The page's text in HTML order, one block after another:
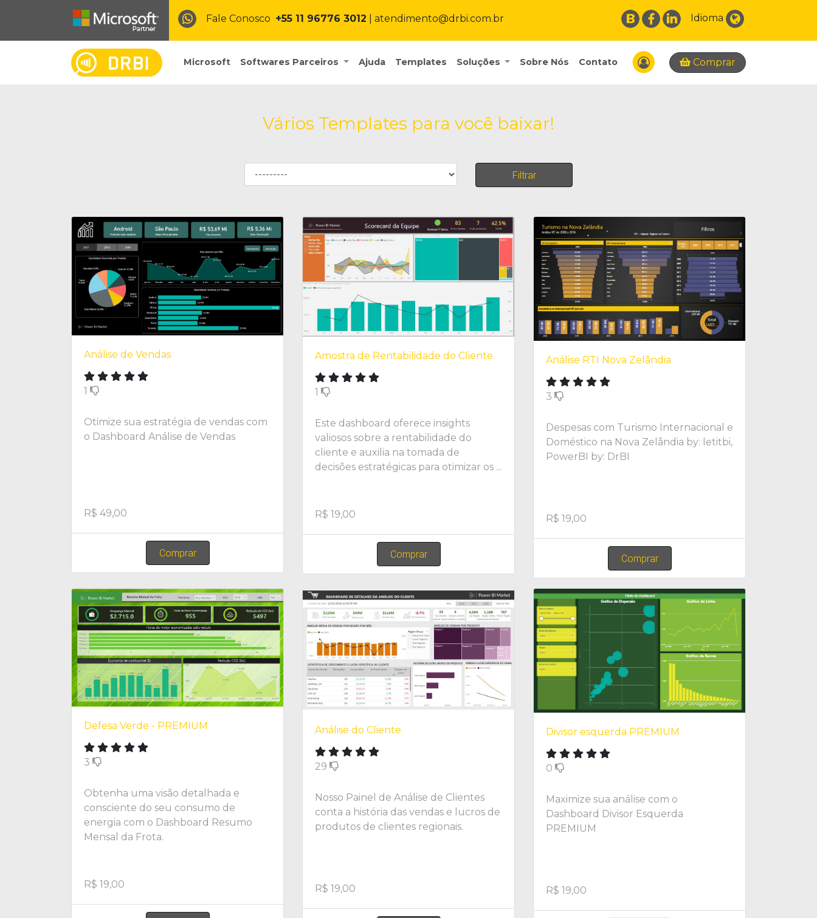
Fale Conosco +55 11 96776 3012 | atendimento@drbi.com.br Idioma
Microsoft Softwares Parceiros Ajuda Templates Soluções Sobre Nós Contato Comprar
Vários Templates para você baixar!
Filtrar
Análise de Vendas
1
Otimize sua estratégia de vendas com
o Dashboard Análise de Vendas
R$ 49,00
Comprar
Amostra de Rentabilidade do Cliente
1
Este dashboard oferece insights
valiosos sobre a rentabilidade do
cliente e auxilia na tomada de
decisões estratégicas para otimizar os ...
R$ 19,00
Comprar
Análise RTI Nova Zelândia
3
Despesas com Turismo Internacional e
Doméstico na Nova Zelândia by: letitbi,
PowerBI by: DrBI
R$ 19,00
Comprar
Defesa Verde - PREMIUM
3
Obtenha uma visão detalhada e
consciente do seu consumo de
energia com o Dashboard Resumo
Mensal da Frota.
R$ 19,00
Análise do Cliente
29
Nosso Painel de Análise de Clientes
conta a história das vendas e lucros de
produtos de clientes regionais.
R$ 19,00
Divisor esquerda PREMIUM
0
Maximize sua análise com o
Dashboard Divisor Esquerda
PREMIUM
R$ 19,00